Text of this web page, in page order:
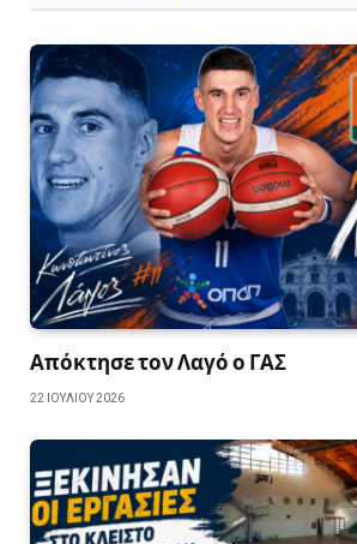
Απόκτησε τον Λαγό ο ΓΑΣ
22 ΙΟΥΛΊΟΥ 2026